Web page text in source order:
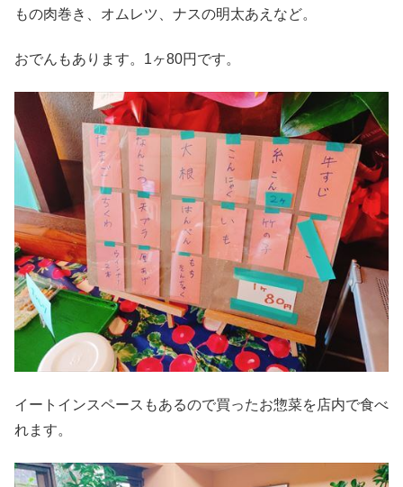
もの肉巻き、オムレツ、ナスの明太あえなど。
おでんもあります。1ヶ80円です。
イートインスペースもあるので買ったお惣菜を店内で食べ
れます。